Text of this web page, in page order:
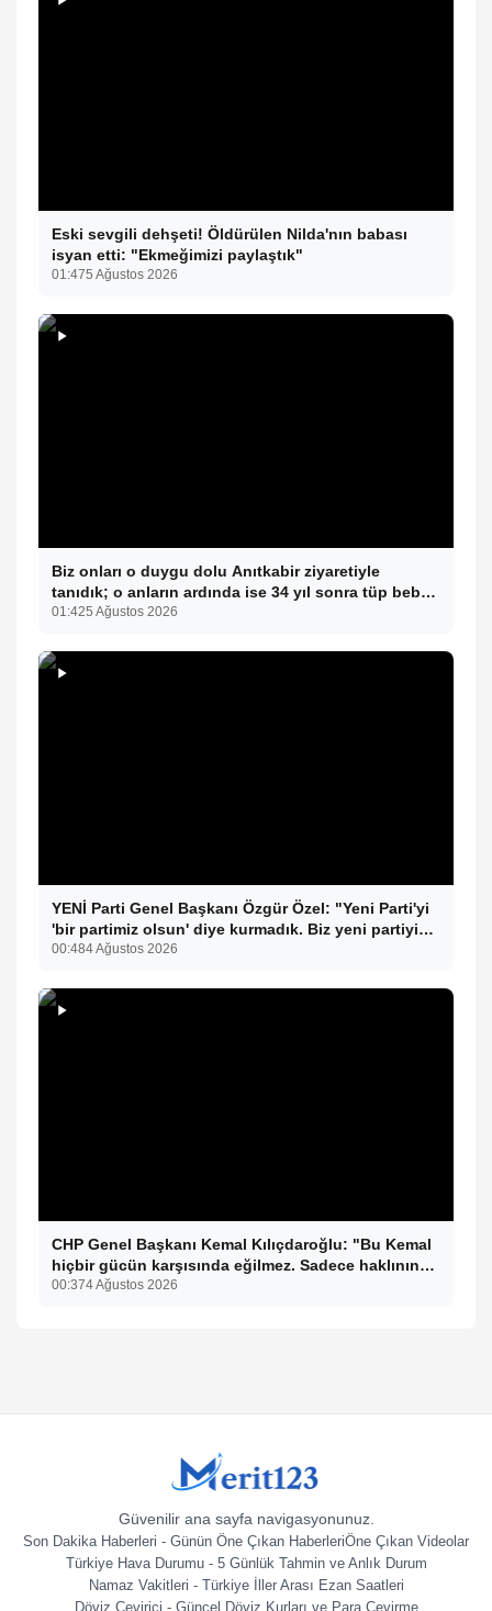
Eski sevgili dehşeti! Öldürülen Nilda'nın babası
isyan etti: "Ekmeğimizi paylaştık"
01:475 Ağustos 2026
Biz onları o duygu dolu Anıtkabir ziyaretiyle
tanıdık; o anların ardında ise 34 yıl sonra tüp bebek
tedavisiyle gelen çifte mucize yatıyor.
01:425 Ağustos 2026
YENİ Parti Genel Başkanı Özgür Özel: "Yeni Parti'yi
'bir partimiz olsun' diye kurmadık. Biz yeni partiyi
iktidar olsun, milleti iktidara getirsin diye kurduk."
00:484 Ağustos 2026
CHP Genel Başkanı Kemal Kılıçdaroğlu: "Bu Kemal
hiçbir gücün karşısında eğilmez. Sadece haklının
önünde eğiliriz."
00:374 Ağustos 2026
Güvenilir ana sayfa navigasyonunuz.
Son Dakika Haberleri - Günün Öne Çıkan HaberleriÖne Çıkan Videolar
Türkiye Hava Durumu - 5 Günlük Tahmin ve Anlık Durum
Namaz Vakitleri - Türkiye İller Arası Ezan Saatleri
Döviz Çevirici - Güncel Döviz Kurları ve Para Çevirme